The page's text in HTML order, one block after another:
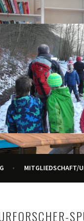
ALLE GENERATIONEN
MITGLIEDSCHAFT/